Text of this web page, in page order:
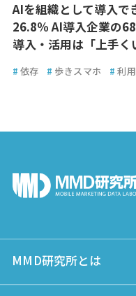
AIを組織として導入で
26.8％ AI導入企業の
導入・活用は「上手
# 依存 # 歩きスマホ # 利
MMD研究所とは